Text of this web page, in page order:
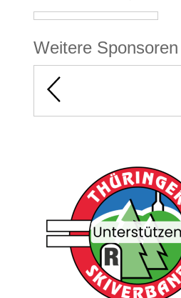
Weitere Sponsoren